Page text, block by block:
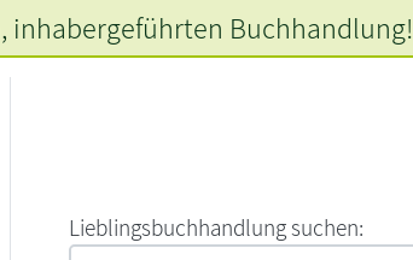
L‍i‍e‍b‍l‍i‍n‍g‍s‍b‍u‍c‍h‍h‍a‍n‍d‍l‍u‍n‍g‍ ‍s‍u‍c‍h‍e‍n‍:‍
, inhabergeführten Buchhandlung!